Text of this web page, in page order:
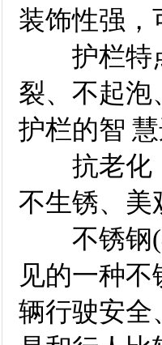
装饰性强，
护栏特点
裂、不起泡
护栏的智
抗老化：
不生锈、美
不锈钢(
见的一种
辆行驶安全